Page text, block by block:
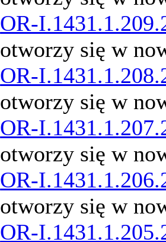
OR-
otworzy się w
OR-
otworzy się w
OR-
otworzy się w
OR-
otworzy się w
OR-